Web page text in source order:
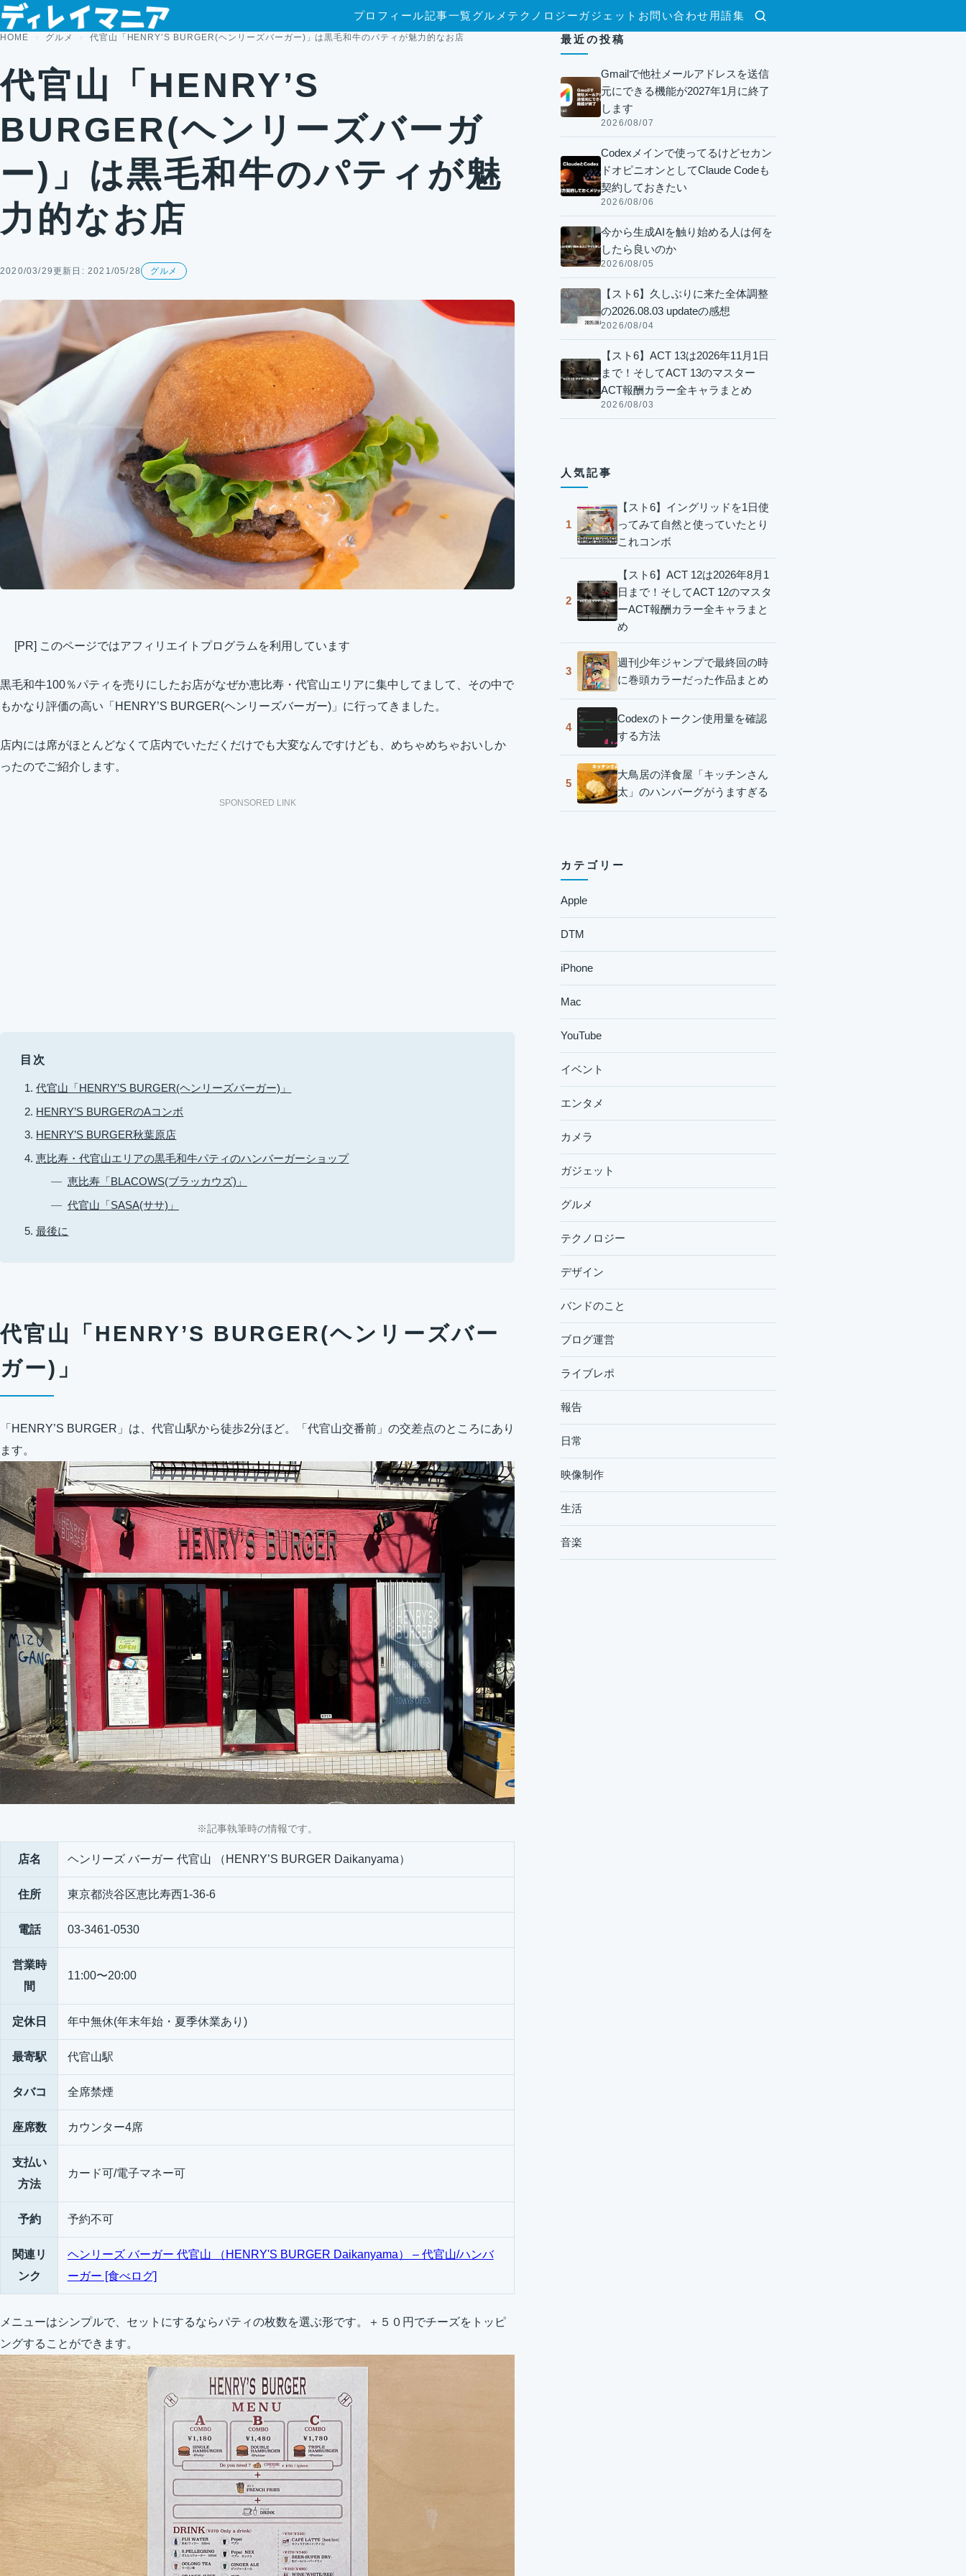
コンテンツへスキップ
検索
プロフィール記事一覧グルメ テクノロジー ガジェット お問い合わせ 用語集
HOME グルメ 代官山「HENRY’S BURGER(ヘンリーズバーガー)」は黒毛和牛のパティが魅力的なお店
代官山「HENRY’S
BURGER(ヘンリーズバーガ
ー)」は黒毛和牛のパティが魅
力的なお店
2020/03/29更新日: 2021/05/28 グルメ
[PR] このページではアフィリエイトプログラムを利用しています
黒毛和牛100％パティを売りにしたお店がなぜか恵比寿・代官山エリアに集中してまして、その中で
もかなり評価の高い「HENRY’S BURGER(ヘンリーズバーガー)」に行ってきました。
店内には席がほとんどなくて店内でいただくだけでも大変なんですけども、めちゃめちゃおいしか
ったのでご紹介します。
SPONSORED LINK
目次
代官山「HENRY’S BURGER(ヘンリーズバーガー)」
HENRY’S BURGERのAコンボ
HENRY’S BURGER秋葉原店
恵比寿・代官山エリアの黒毛和牛パティのハンバーガーショップ
恵比寿「BLACOWS(ブラッカウズ)」
代官山「SASA(ササ)」
最後に
代官山「HENRY’S BURGER(ヘンリーズバー
ガー)」
「HENRY’S BURGER」は、代官山駅から徒歩2分ほど。「代官山交番前」の交差点のところにあり
ます。
※記事執筆時の情報です。
店名 ヘンリーズ バーガー 代官山 （HENRY’S BURGER Daikanyama）
住所 東京都渋谷区恵比寿西1-36-6
電話 03-3461-0530
営業時
間
11:00〜20:00
定休日 年中無休(年末年始・夏季休業あり)
最寄駅 代官山駅
タバコ 全席禁煙
座席数 カウンター4席
支払い
方法
カード可/電子マネー可
予約 予約不可
関連リ
ンク
ヘンリーズ バーガー 代官山 （HENRY'S BURGER Daikanyama） – 代官山/ハンバ
ーガー [食べログ]
メニューはシンプルで、セットにするならパティの枚数を選ぶ形です。＋５０円でチーズをトッピ
ングすることができます。
最近の投稿
Gmailで他社メールアドレスを送信
元にできる機能が2027年1月に終了
します
2026/08/07
Codexメインで使ってるけどセカン
ドオピニオンとしてClaude Codeも
契約しておきたい
2026/08/06
今から生成AIを触り始める人は何を
したら良いのか
2026/08/05
【スト6】久しぶりに来た全体調整
の2026.08.03 updateの感想
2026/08/04
【スト6】ACT 13は2026年11月1日
まで！そしてACT 13のマスター
ACT報酬カラー全キャラまとめ
2026/08/03
人気記事
1
【スト6】イングリッドを1日使
ってみて自然と使っていたとり
これコンボ
2
【スト6】ACT 12は2026年8月1
日まで！そしてACT 12のマスタ
ーACT報酬カラー全キャラまと
め
3
週刊少年ジャンプで最終回の時
に巻頭カラーだった作品まとめ
4
Codexのトークン使用量を確認
する方法
5
大鳥居の洋食屋「キッチンさん
太」のハンバーグがうますぎる
カテゴリー
Apple
DTM
iPhone
Mac
YouTube
イベント
エンタメ
カメラ
ガジェット
グルメ
テクノロジー
デザイン
バンドのこと
ブログ運営
ライブレポ
報告
日常
映像制作
生活
音楽